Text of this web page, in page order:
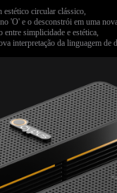
circular clássico,
'O' e o desconstrói em uma
entre simplicidade e estética,
interpretação da linguagem de